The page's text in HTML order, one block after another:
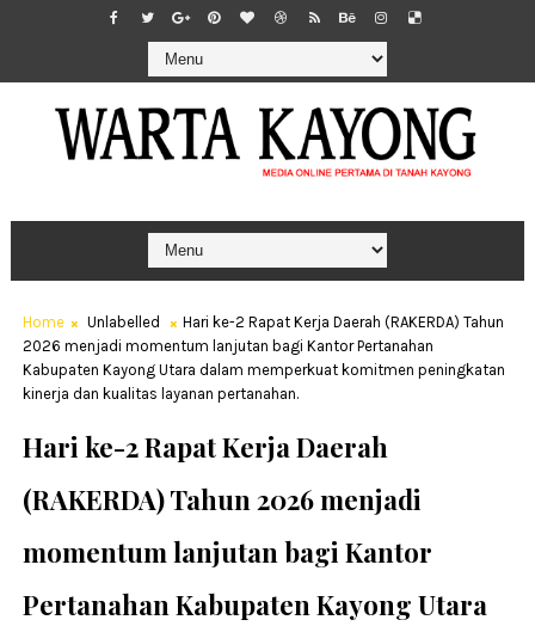
Home Unlabelled
Hari ke-2 Rapat Kerja Daerah (RAKERDA) Tahun
2026 menjadi momentum lanjutan bagi Kantor Pertanahan
Kabupaten Kayong Utara dalam memperkuat komitmen peningkatan
kinerja dan kualitas layanan pertanahan.
Hari ke-2 Rapat Kerja Daerah
(RAKERDA) Tahun 2026 menjadi
momentum lanjutan bagi Kantor
Pertanahan Kabupaten Kayong Utara